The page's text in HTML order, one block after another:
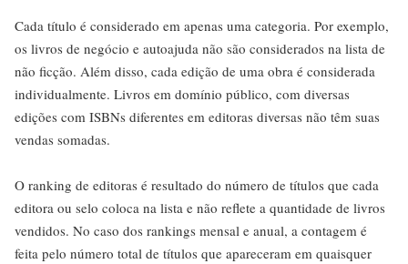
Cada título é considerado em apenas uma categoria. Por exemplo,
os livros de negócio e autoajuda não são considerados na lista de
não ficção. Além disso, cada edição de uma obra é considerada
individualmente. Livros em domínio público, com diversas
edições com ISBNs diferentes em editoras diversas não têm suas
vendas somadas.
O ranking de editoras é resultado do número de títulos que cada
editora ou selo coloca na lista e não reflete a quantidade de livros
vendidos. No caso dos rankings mensal e anual, a contagem é
feita pelo número total de títulos que apareceram em quaisquer